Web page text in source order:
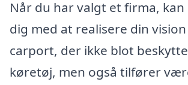
Når du har valgt et firma,
dig med at realisere din
carport, der ikke blot
køretøj, men også tilfører